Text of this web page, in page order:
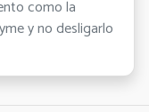
como la
y no desligarlo